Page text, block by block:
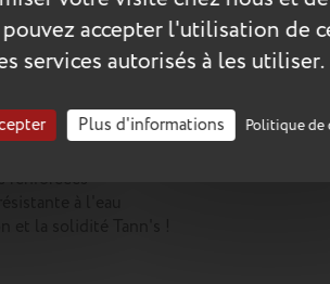
accepter l'utilisation de
services autorisés à les utiliser.
Plus d'informations Politique
du produit :
conçu pour durer :
renforcées